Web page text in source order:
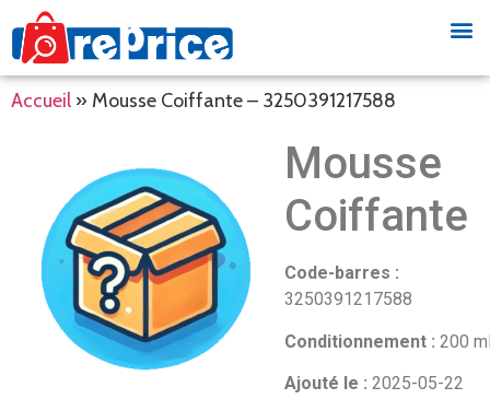
Accueil » Mousse Coiffante – 3250391217588
Mousse
Coiffante
Code-barres :
3250391217588
Conditionnement : 200
Ajouté le : 2025-05-22